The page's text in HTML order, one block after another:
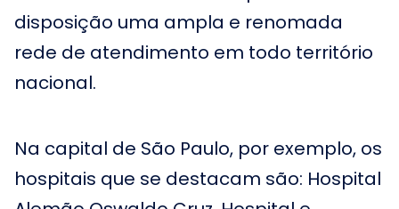
disposição uma ampla e renomada
rede de atendimento em todo território
nacional.
Na capital de São Paulo, por exemplo, os
hospitais que se destacam são: Hospital